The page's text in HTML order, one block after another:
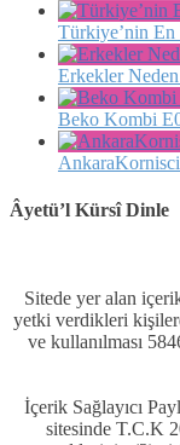
Türkiye’nin
Erkekler
Beko Kombi
Âyetü’l Kürsî Dinle
Sitede yer alan
yetki verdikleri
ve kullanılması
İçerik Sağlayıcı
sitesinde T.C.K